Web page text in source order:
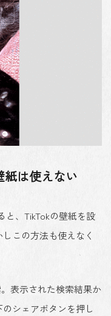
紙は使えない
と、TikTokの壁紙を設
この方法も使えなく
表示された検索結果か
シェアボタンを押し